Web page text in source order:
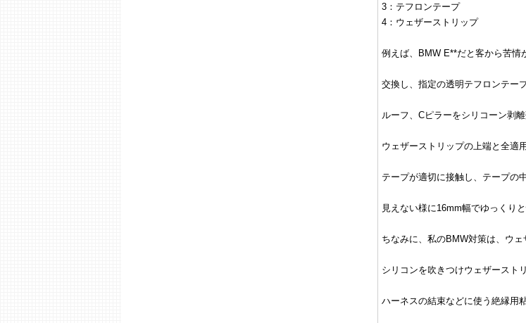
3：テフロンテープ
4：ウェザーストリップ
例えば、BMW E**だと客から苦情
交換し、指定の透明テフロンテー
ルーフ、Cピラーをシリコーン剥
ウェザーストリップの上端と全適
テープが適切に接触し、テープの
見えない様に16mm幅でゆっくり
ちなみに、私のBMW対策は、ウ
シリコンを吹きつけウェザースト
ハーネスの結束などに使う絶縁用